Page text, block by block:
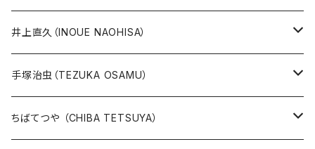
井上直久（INOUE NAOHISA）
人気作品TOP10
版画
手塚治虫（TEZUKA OSAMU）
版画
ちばてつや （CHIBA TETSUYA）